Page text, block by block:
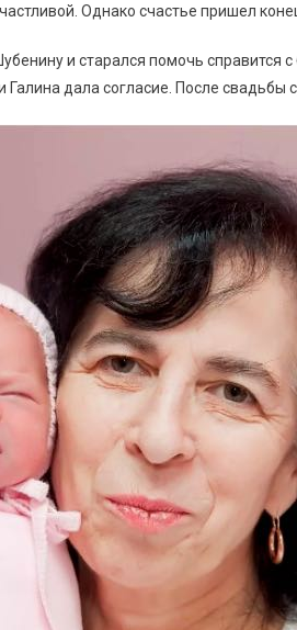
Однако счастье пришел
и старался помочь справится
дала согласие. После свадьбы